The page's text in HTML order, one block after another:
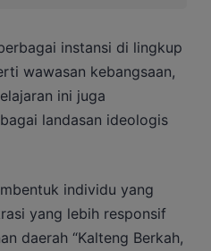
instansi di lingkup
wawasan kebangsaan,
ini juga
landasan ideologis
individu yang
yang lebih responsif
daerah “Kalteng Berkah,